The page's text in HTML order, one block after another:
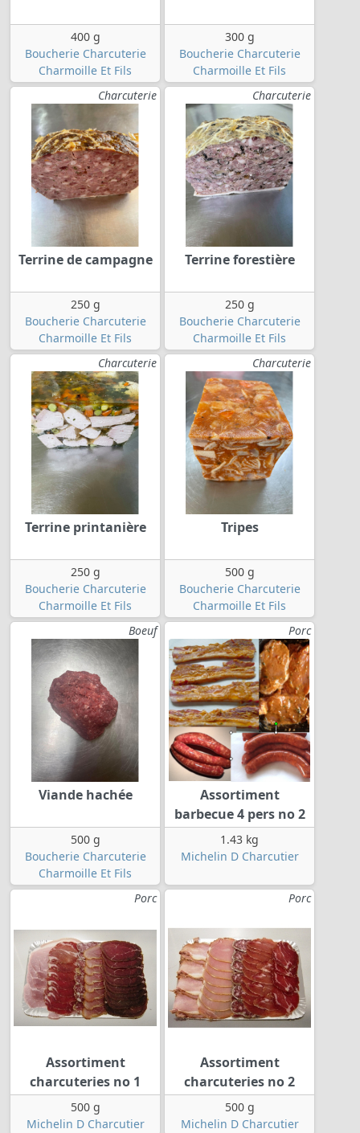
400 g
Boucherie Charcuterie
Charmoille Et Fils
300 g
Boucherie Charcuterie
Charmoille Et Fils
Charcuterie
Terrine de campagne
250 g
Boucherie Charcuterie
Charmoille Et Fils
Charcuterie
Terrine forestière
250 g
Boucherie Charcuterie
Charmoille Et Fils
Charcuterie
Terrine printanière
250 g
Boucherie Charcuterie
Charmoille Et Fils
Charcuterie
Tripes
500 g
Boucherie Charcuterie
Charmoille Et Fils
Boeuf
Viande hachée
500 g
Boucherie Charcuterie
Charmoille Et Fils
Porc
Assortiment
barbecue 4 pers no 2
1.43 kg
Michelin D Charcutier
Porc
Assortiment
charcuteries no 1
500 g
Michelin D Charcutier
Porc
Assortiment
charcuteries no 2
500 g
Michelin D Charcutier